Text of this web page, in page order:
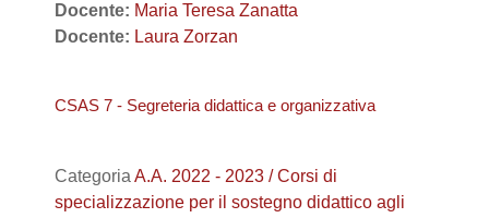
Docente: Maria Teresa Zanatta
Docente: Laura Zorzan
CSAS 7 - Segreteria didattica e organizzativa
Categoria A.A. 2022 - 2023 / Corsi di
specializzazione per il sostegno didattico agli